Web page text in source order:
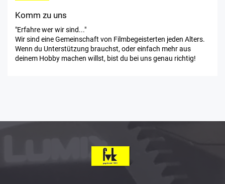
Komm zu uns
"Erfahre wer wir sind..."
Wir sind eine Gemeinschaft von Filmbegeisterten jeden Alters.
Wenn du Unterstützung brauchst, oder einfach mehr aus
deinem Hobby machen willst, bist du bei uns genau richtig!